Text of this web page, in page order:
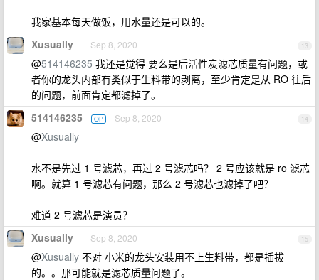
我家基本每天做饭，用水量还是可以的。
13
Xusually Sep 8, 2020
@514146235 我还是觉得 要么是后活性炭滤芯质量有问题，或
者你的龙头内部有类似于生料带的剥离，至少肯定是从 RO 往后
的问题，前面肯定都滤掉了。
14
514146235 OP Sep 8, 2020
@Xusually
水不是先过 1 号滤芯，再过 2 号滤芯吗？ 2 号应该就是 ro 滤芯
啊。就算 1 号滤芯有问题，那么 2 号滤芯也滤掉了吧？
难道 2 号滤芯是演员？
15
Xusually Sep 8, 2020
@Xusually 不对 小米的龙头安装用不上生料带，都是插拔
的。。那可能就是滤芯质量问题了。